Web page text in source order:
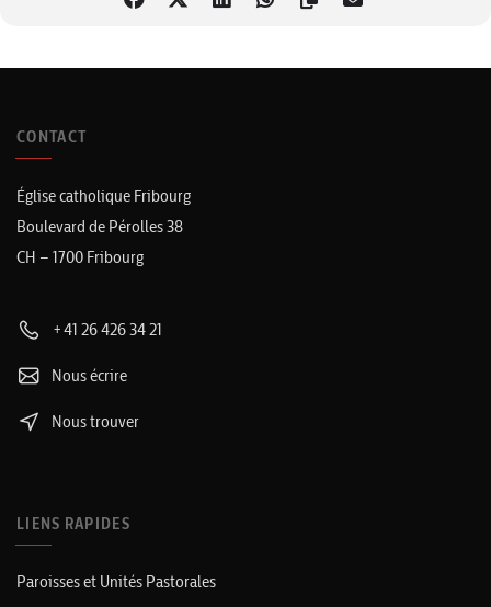
CONTACT
Église catholique Fribourg
Boulevard de Pérolles 38
CH – 1700 Fribourg
+41 26 426 34 21
Nous écrire
Nous trouver
LIENS RAPIDES
Paroisses et Unités Pastorales